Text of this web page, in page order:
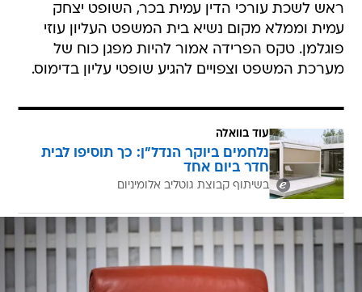
ראש לשכת עורכי הדין עמית בכר, השופט יצחק
עמית וממלא מקום נשיא בית המשפט העליון עוזי
פוגלמן. טקס הפרידה אמור להיות מפגן כוח של
מערכת המשפט וצפויים להגיע שופטי עליון בדימוס.
עוד בוואלה
נלחמים ביוקר הנדל"ן: כך תוסיפו לבית
חדר ביום אחד
בשיתוף קבוצת גוטליב אלומיניום